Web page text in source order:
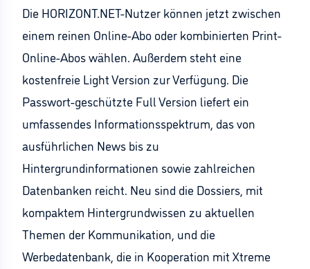
Die HORIZONT.NET-Nutzer können jetzt zwischen
einem reinen Online-Abo oder kombinierten Print-
Online-Abos wählen. Außerdem steht eine
kostenfreie Light Version zur Verfügung. Die
Passwort-geschützte Full Version liefert ein
umfassendes Informationsspektrum, das von
ausführlichen News bis zu
Hintergrundinformationen sowie zahlreichen
Datenbanken reicht. Neu sind die Dossiers, mit
kompaktem Hintergrundwissen zu aktuellen
Themen der Kommunikation, und die
Werbedatenbank, die in Kooperation mit Xtreme